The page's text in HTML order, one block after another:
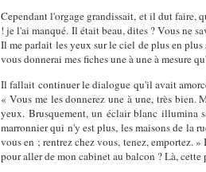
Cependant l'orgage grandissait, et il dut faire,
! je l'ai manqué. Il était beau, dites ? Vous ne
Il me parlait les yeux sur le ciel de plus en
vous donnerai mes fiches une à une à mesure
Il fallait continuer le dialogue qu'il avait
« Vous me les donnerez une à une, très bien.
yeux. Brusquement, un éclair blanc illumina
marronnier qui n'y est plus, les maisons de la
vous en ; rentrez chez vous, tenez, emportez.
pour aller de mon cabinet au balcon ? Là,